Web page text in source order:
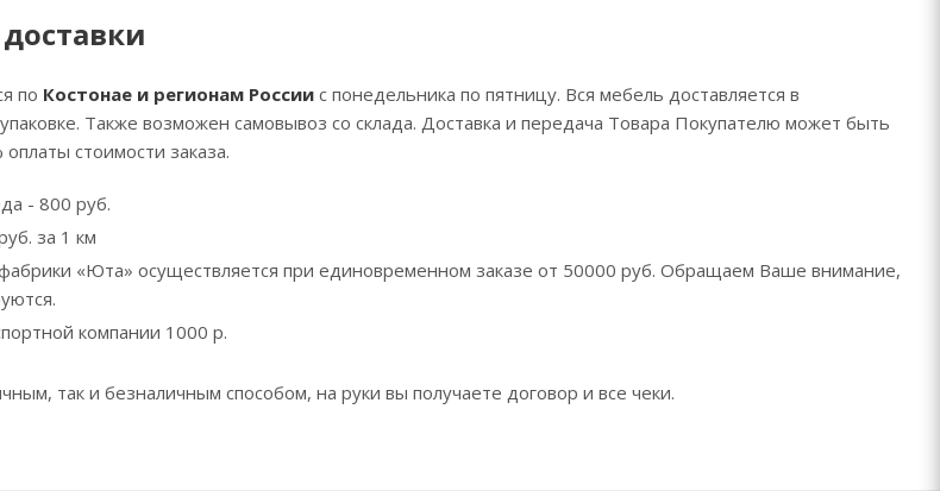
по Костонае и регионам России с понедельника по пятницу. Вся мебель доставляется в
Также возможен самовывоз со склада. Доставка и передача Товара Покупателю может быть
стоимости заказа.
- 800 руб.
за 1 км
«Юта» осуществляется при единовременном заказе от 50000 руб. Обращаем Ваше внимание,
компании 1000 р.
так и безналичным способом, на руки вы получаете договор и все чеки.